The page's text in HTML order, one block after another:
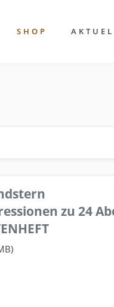
SHOP
zu 24